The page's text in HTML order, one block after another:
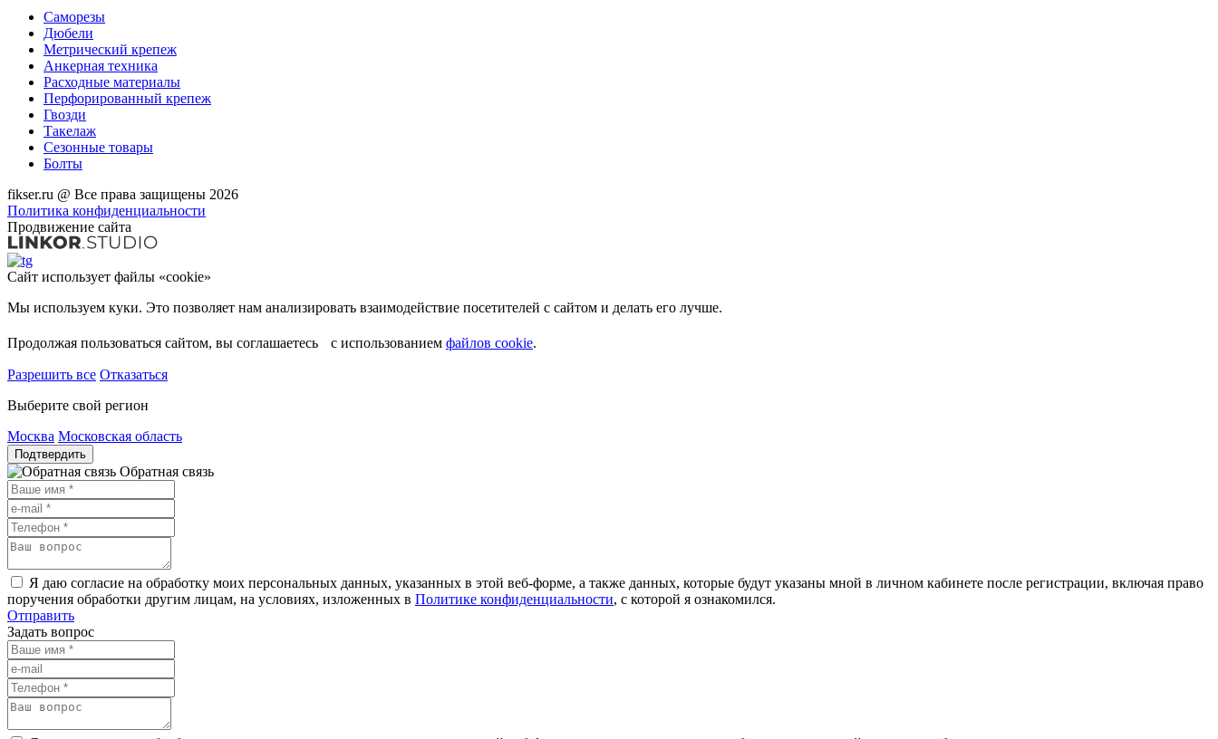
Саморезы
Дюбели
Метрический крепеж
Анкерная техника
Расходные материалы
Перфорированный крепеж
Гвозди
Такелаж
Сезонные товары
Болты
fikser.ru @ Все права защищены 2026
Политика конфиденциальности
Продвижение сайта
Сайт использует файлы «cookie»
Мы используем куки. Это позволяет нам анализировать взаимодействие посетителей с сайтом и делать его лучше.
Продолжая пользоваться сайтом, вы соглашаетесь с использованием файлов cookie.
Разрешить все Отказаться
Выберите свой регион
Москва Московская область
Подтвердить
Обратная связь
Я даю согласие на обработку моих персональных данных, указанных в этой веб-форме, а также данных, которые будут указаны мной в личном кабинете после регистрации, включая право
поручения обработки другим лицам, на условиях, изложенных в Политике конфиденциальности, с которой я ознакомился.
Отправить
Задать вопрос